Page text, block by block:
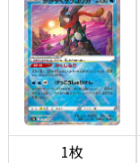
1枚